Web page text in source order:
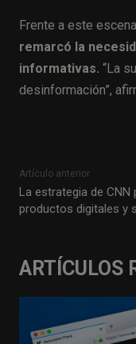
Frente a este
remarcó la
informativas. “La
desinformación”,
Artículo anterior
La estrategia de CNN
productos digitales y
ARTÍCULOS